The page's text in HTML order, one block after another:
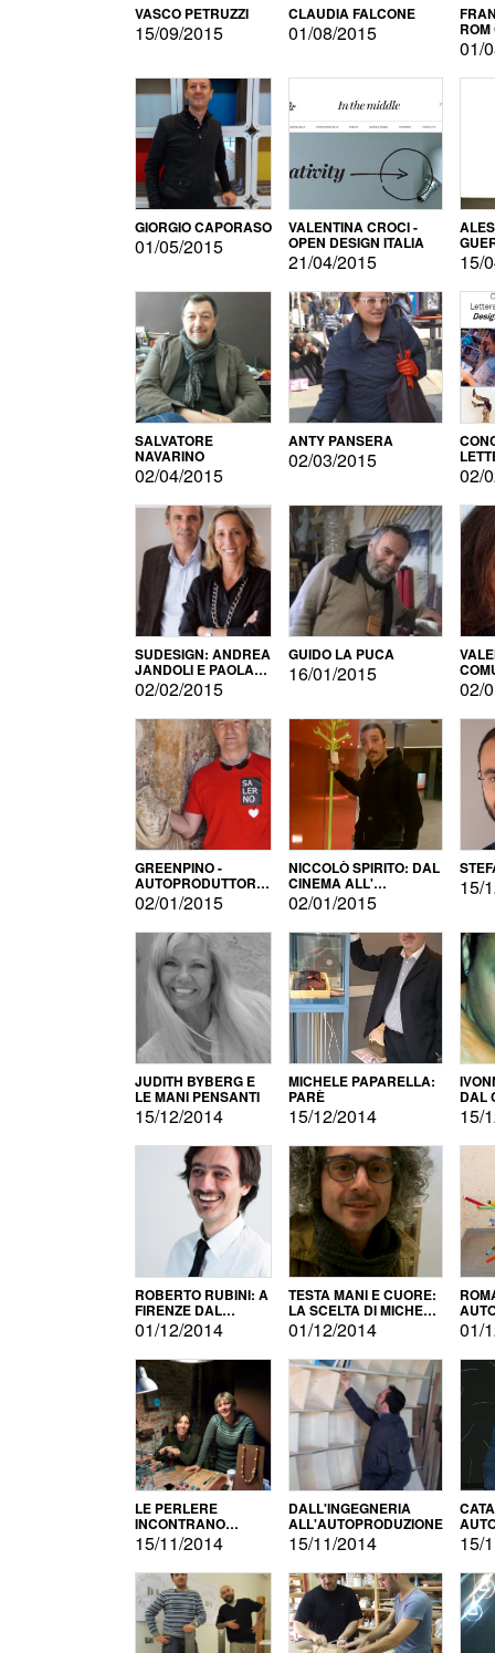
VASCO PETRUZZI
15/09/2015
CLAUDIA FALCONE
01/08/2015
01/
GIORGIO CAPORASO
01/05/2015
VALENTINA CROCI -
OPEN DESIGN ITALIA
21/04/2015 15/
SALVATORE
NAVARINO
02/04/2015
ANTY PANSERA
02/03/2015
02/
SUDESIGN: ANDREA
JANDOLI E PAOLA
PISAPIA
02/02/2015
GUIDO LA PUCA
16/01/2015
02/
GREENPINO -
AUTOPRODUTTORE
PER AMORE
02/01/2015
NICCOLÒ SPIRITO: DAL
CINEMA ALL'
AUTOPRODUZIONE
02/01/2015
15/
JUDITH BYBERG E
LE MANI PENSANTI
15/12/2014
MICHELE PAPARELLA:
PARÈ
15/12/2014
DAL
15/
ROBERTO RUBINI: A
FIRENZE DAL
PRODOTTO ALLA
PROMOZIONE
01/12/2014
TESTA MANI E CUORE:
LA SCELTA DI MICHELE
BARBERIO
01/12/2014 01/
LE PERLERE
INCONTRANO
L'AUTOPRODUZIONE
15/11/2014
DALL'INGEGNERIA
ALL'AUTOPRODUZIONE
15/11/2014 15/